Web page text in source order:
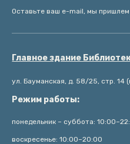
Оставьте ваш e-mail, мы
Главное здание
ул. Бауманская, д. 58/25, стр. 14
Режим работы:
понедельник – суббота:
воскресенье: 10:00–20:00